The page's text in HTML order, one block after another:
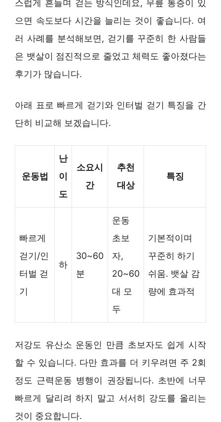
스럽게 흔들며 걷는 방식인데요, 무릎 통증이 있
으면 속도보다 시간을 늘리는 것이 좋습니다. 여
러 사례를 분석해보면, 걷기를 꾸준히 한 사람들
은 뱃살이 점진적으로 줄었고 체력도 좋아졌다는
후기가 많습니다.
아래 표로 빠르게 걷기와 인터벌 걷기 특징을 간
단히 비교해 보겠습니다.
운동법
난
이
도
소요시
간
추천
대상
특징
빠르게
걷기/인
터벌 걷
기
하
30~60
분
운동
초보
자,
20~60
대 모
두
기본적이며
꾸준히 하기
쉬움. 뱃살 감
량에 효과적
저강도 유산소 운동인 만큼 초보자도 쉽게 시작
할 수 있습니다. 다만 효과를 더 키우려면 주 2회
정도 근력운동 병행이 권장됩니다. 초반에 너무
빠르게 달리려 하지 말고 서서히 강도를 올리는
것이 중요합니다.